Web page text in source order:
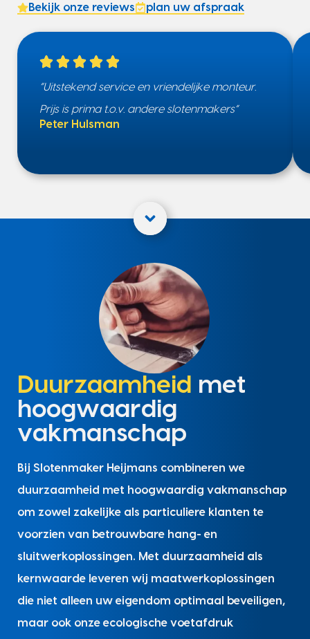
Bekijk onze reviews
plan uw afspraak
“Uitstekend service en vriendelijke monteur.
Prijs is prima t.o.v. andere slotenmakers”
Peter Hulsman
Duurzaamheid met
hoogwaardig
vakmanschap
Bij Slotenmaker Heijmans combineren we
duurzaamheid met hoogwaardig vakmanschap
om zowel zakelijke als particuliere klanten te
voorzien van betrouwbare hang- en
sluitwerkoplossingen. Met duurzaamheid als
kernwaarde leveren wij maatwerkoplossingen
die niet alleen uw eigendom optimaal beveiligen,
maar ook onze ecologische voetafdruk